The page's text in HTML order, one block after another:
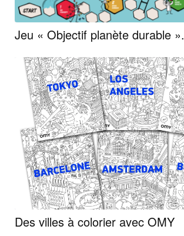
Jeu « Objectif planète durable ».
Des villes à colorier avec OMY